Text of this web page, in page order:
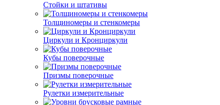
Стойки и штативы
Толщиномеры и стенкомеры
Циркули и Кронциркули
Кубы поверочные
Призмы поверочные
Рулетки измерительные